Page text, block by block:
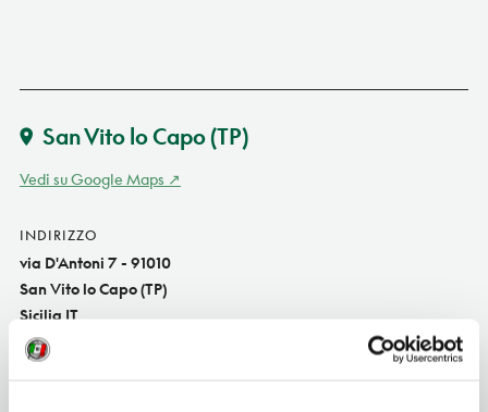
San Vito lo Capo(TP)
Vedi su Google Maps
INDIRIZZO
via D'Antoni 7 - 91010
San Vito lo Capo (TP)
Sicilia IT
SITO WEB